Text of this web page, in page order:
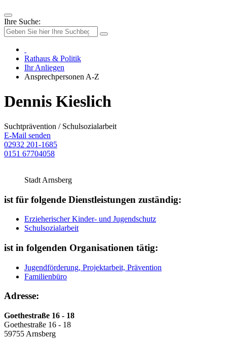
Ihre Suche:
Rathaus & Politik
Ihr Anliegen
Ansprechpersonen A-Z
Dennis Kieslich
Suchtprävention / Schulsozialarbeit
E-Mail senden
02932 201-1685
0151 67704058
Stadt Arnsberg
ist für folgende Dienstleistungen zuständig:
Erzieherischer Kinder- und Jugendschutz
Schulsozialarbeit
ist in folgenden Organisationen tätig:
Jugendförderung, Projektarbeit, Prävention
Familienbüro
Adresse:
Goethestraße 16 - 18
Goethestraße 16 - 18
59755 Arnsberg